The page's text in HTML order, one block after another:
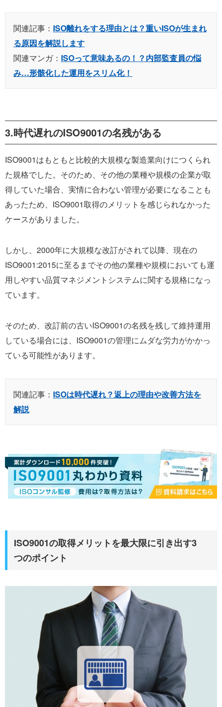
関連記事： ISO離れをする理由とは？重いISOが生まれ
る原因を解説します
関連マンガ： ISOって意味あるの！？内部監査員の悩
み…形骸化した運用をスリム化！
3.時代遅れのISO9001の名残がある
ISO9001はもともと比較的大規模な製造業向けにつくられ
た規格でした。そのため、その他の業種や規模の企業が取
得していた場合、実情に合わない管理が必要になることも
あったため、ISO9001取得のメリットを感じられなかった
ケースがありました。
しかし、2000年に大規模な改訂がされて以降、現在の
ISO9001:2015に至るまでその他の業種や規模においても運
用しやすい品質マネジメントシステムに関する規格になっ
ています。
そのため、改訂前の古いISO9001の名残を残して維持運用
している場合には、ISO9001の管理にムダな労力がかかっ
ている可能性があります。
関連記事： ISOは時代遅れ？返上の理由や改善方法を
解説
ISO9001の取得メリットを最大限に引き出す3
つのポイント